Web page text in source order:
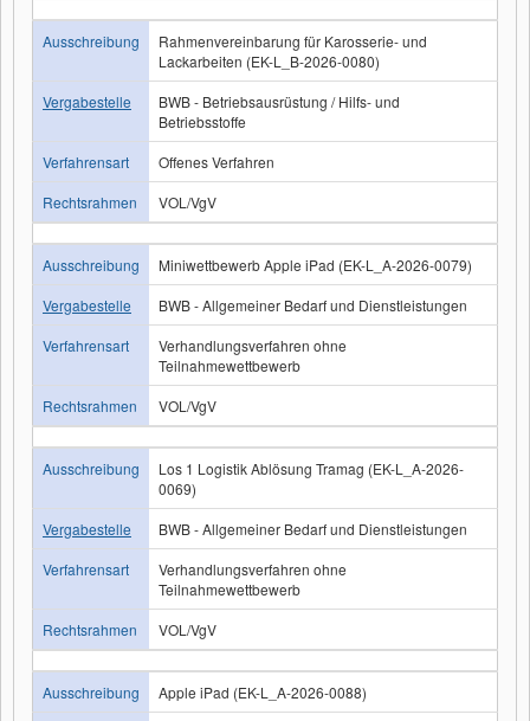
Ausschreibung
Rahmenvereinbarung für Karosserie- und
Lackarbeiten (EK-L_B-2026-0080)
Vergabestelle
BWB - Betriebsausrüstung / Hilfs- und
Betriebsstoffe
Verfahrensart
Offenes Verfahren
Rechtsrahmen
VOL/VgV
Ausschreibung
Miniwettbewerb Apple iPad (EK-L_A-2026-0079)
Vergabestelle
BWB - Allgemeiner Bedarf und Dienstleistungen
Verfahrensart
Verhandlungsverfahren ohne
Teilnahmewettbewerb
Rechtsrahmen
VOL/VgV
Ausschreibung
Los 1 Logistik Ablösung Tramag (EK-L_A-2026-
0069)
Vergabestelle
BWB - Allgemeiner Bedarf und Dienstleistungen
Verfahrensart
Verhandlungsverfahren ohne
Teilnahmewettbewerb
Rechtsrahmen
VOL/VgV
Ausschreibung
Apple iPad (EK-L_A-2026-0088)